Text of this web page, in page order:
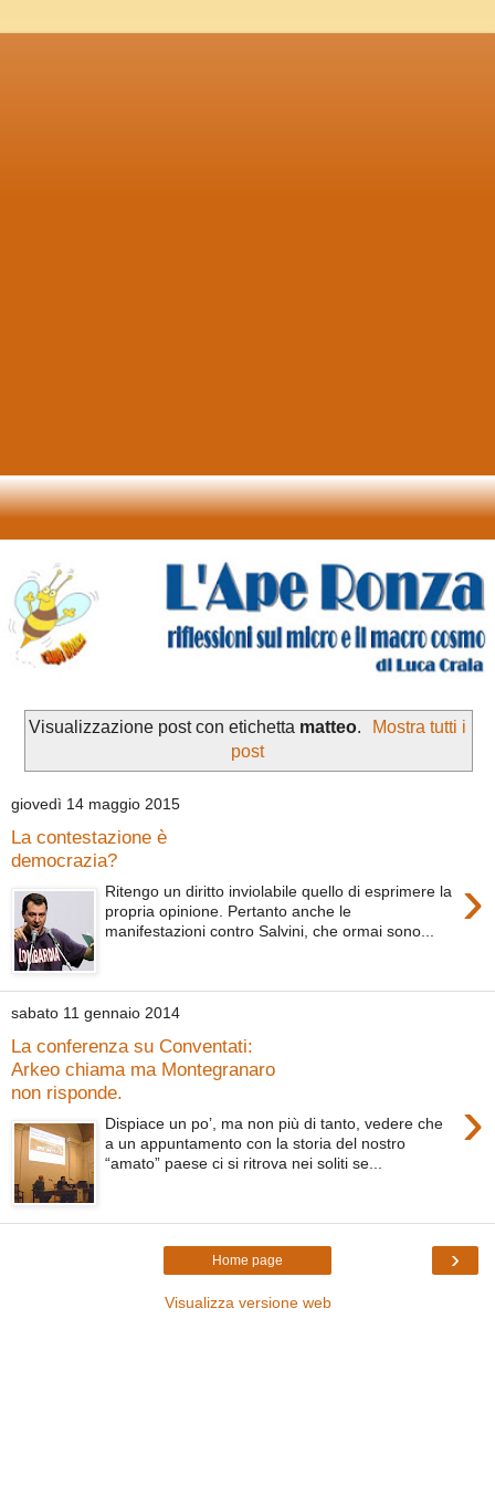
Visualizzazione post con etichetta matteo.
Mostra tutti i
post
giovedì 14 maggio 2015
La contestazione è
democrazia?
›
Ritengo un diritto inviolabile quello di esprimere la
propria opinione. Pertanto anche le
manifestazioni contro Salvini, che ormai sono...
sabato 11 gennaio 2014
La conferenza su Conventati:
Arkeo chiama ma Montegranaro
non risponde.
›
Dispiace un po’, ma non più di tanto, vedere che
a un appuntamento con la storia del nostro
“amato” paese ci si ritrova nei soliti se...
›
Home page
Visualizza versione web